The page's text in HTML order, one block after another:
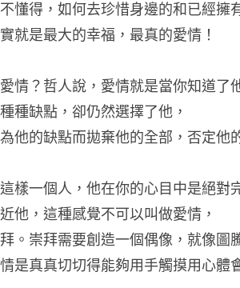
懂得，如何去珍惜身邊的和已經擁
就是最大的幸福，最真的愛情！
情？哲人說，愛情就是當你知道了
種缺點，卻仍然選擇了他，
他的缺點而拋棄他的全部，否定他
樣一個人，他在你的心目中是絕對
他，這種感覺不可以叫做愛情，
。崇拜需要創造一個偶像，就像圖
是真真切切得能夠用手觸摸用心體